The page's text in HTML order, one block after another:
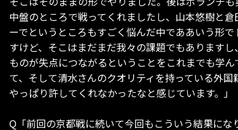
中盤のところで戦ってくれましたし、山本悠樹と
ーでというところもすごく悩んだ中でああいう形
すけど、そこはまだまだ我々の課題でもあります
ものが失点につながるということをこれまでも学
て、そして清水さんのクオリティを持っている外
やっぱり許してくれなかったなと感じています。」
Q「前回の京都戦に続いて今回もこういう結果に